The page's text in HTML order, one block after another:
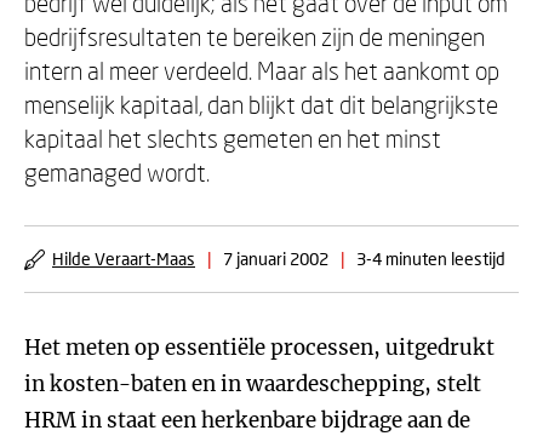
bedrijfsresultaten te bereiken zijn de meningen
intern al meer verdeeld. Maar als het aankomt op
menselijk kapitaal, dan blijkt dat dit belangrijkste
kapitaal het slechts gemeten en het minst
gemanaged wordt.
Hilde Veraart-Maas | 7 januari 2002 | 3-4 minuten leestijd
Het meten op essentiële processen, uitgedrukt
in kosten-baten en in waardeschepping, stelt
HRM in staat een herkenbare bijdrage aan de